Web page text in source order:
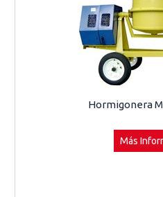
Hormigonera
Más